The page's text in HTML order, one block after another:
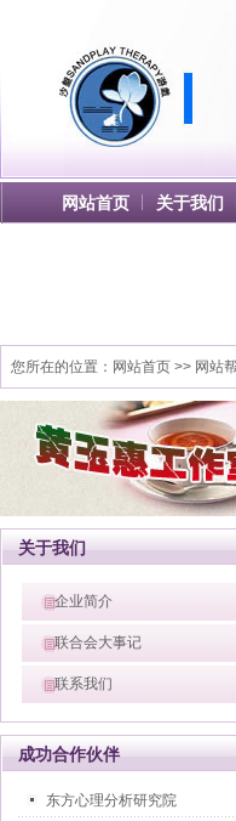
网站首页 关于我们
您所在的位置： 网站首页 >> 网站
关于我们
企业简介
联合会大事记
联系我们
成功合作伙伴
东方心理分析研究院